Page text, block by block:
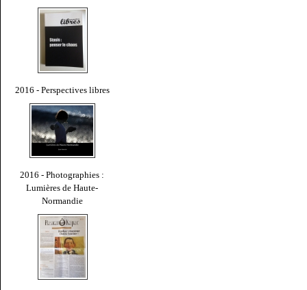
2016 - Perspectives libres
2016 - Photographies :
Lumières de Haute-
Normandie